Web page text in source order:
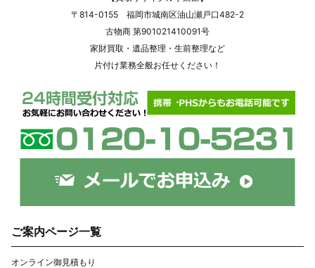
〒814-0155 福岡市城南区油山瀬戸口482-2
古物商 第901021410091号
家財買取・遺品整理・生前整理など
片付け業務全般お任せください！
ご案内ページ一覧
オンライン御見積もり